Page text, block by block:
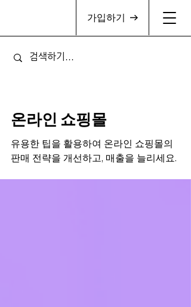
가입하기
온라인 쇼핑몰
유용한 팁을 활용하여 온라인 쇼핑몰의
판매 전략을 개선하고, 매출을 늘리세요.